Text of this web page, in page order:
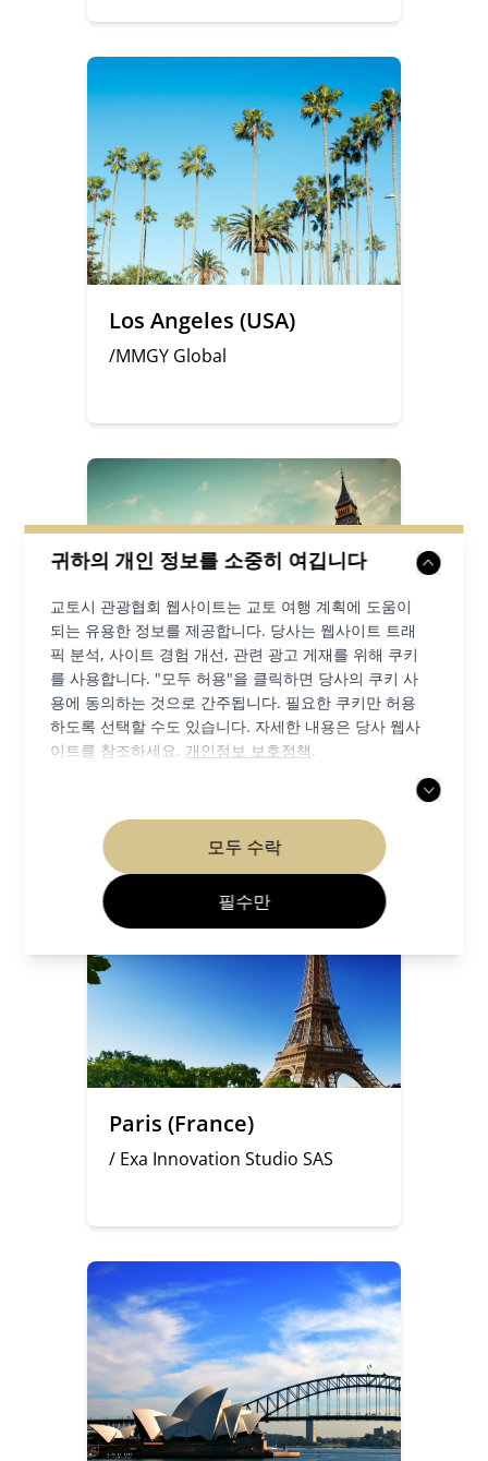
귀하의 개인 정보를 소중히 여깁니다
교토시 관광협회 웹사이트는 교토 여행 계획에 도움이
되는 유용한 정보를 제공합니다. 당사는 웹사이트 트래
픽 분석, 사이트 경험 개선, 관련 광고 게재를 위해 쿠키
를 사용합니다. "모두 허용"을 클릭하면 당사의 쿠키 사
용에 동의하는 것으로 간주됩니다. 필요한 쿠키만 허용
하도록 선택할 수도 있습니다. 자세한 내용은 당사 웹사
이트를 참조하세요. 개인정보 보호정책.
모두 수락
필수만
Los Angeles (USA)
/MMGY Global
London (UK)
/ Spotl1ght Communications
Paris (France)
/ Exa Innovation Studio SAS